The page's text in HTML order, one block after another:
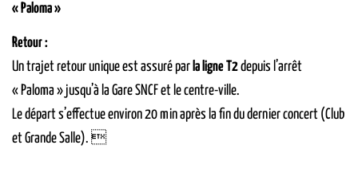
« Paloma »
Retour :
Un trajet retour unique est assuré par la ligne T2depuis l’arrêt
« Paloma » jusqu’à la Gare SNCF et le centre-ville.
Le départ s’effectue environ 20 min après la fin du dernier concert (Club
et Grande Salle). 